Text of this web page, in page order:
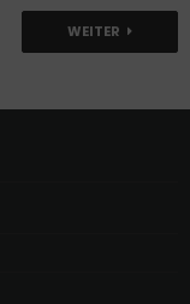
WEITER